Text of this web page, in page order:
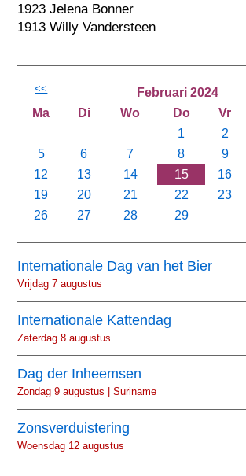
1923 Jelena Bonner
1913 Willy Vandersteen
<< Februari 2024
Ma Di Wo Do Vr
1
2
5
6 7 8 9
12
13 14 15 16
19
20 21 22 23
26
27 28 29
Internationale Dag van het Bier
Vrijdag 7 augustus
Internationale Kattendag
Zaterdag 8 augustus
Dag der Inheemsen
Zondag 9 augustus | Suriname
Zonsverduistering
Woensdag 12 augustus